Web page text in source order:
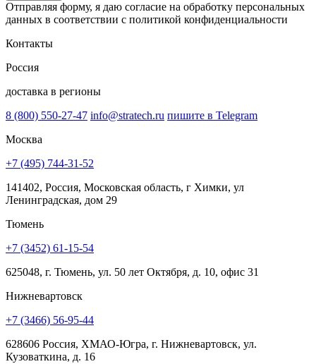
Отправляя форму, я даю согласие на обработку персональных
данных в соответствии с политикой конфиденциальности
Контакты
Россия
доставка в регионы
8 (800) 550-27-47 info@stratech.ru пишите в Telegram
Москва
+7 (495) 744-31-52
141402, Россия, Московская область, г Химки, ул
Ленинградская, дом 29
Тюмень
+7 (3452) 61-15-54
625048, г. Тюмень, ул. 50 лет Октября, д. 10, офис 31
Нижневартовск
+7 (3466) 56-95-44
628606 Россия, ХМАО-Югра, г. Нижневартовск, ул.
Кузоваткина, д. 16